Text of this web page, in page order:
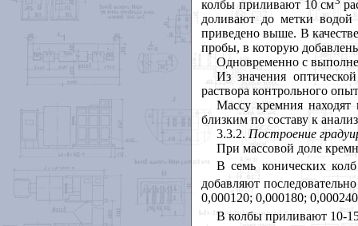
колбы приливают 10 см
доливают до метки
приведено выше. В
пробы, в которую
Одновременно с
Из значения
раствора контрольного
Массу кремния находят
близким по составу к
3.3.2. Построение
При массовой доле
В семь конических
добавляют
0,000120; 0,000180;
В колбы приливают 10-